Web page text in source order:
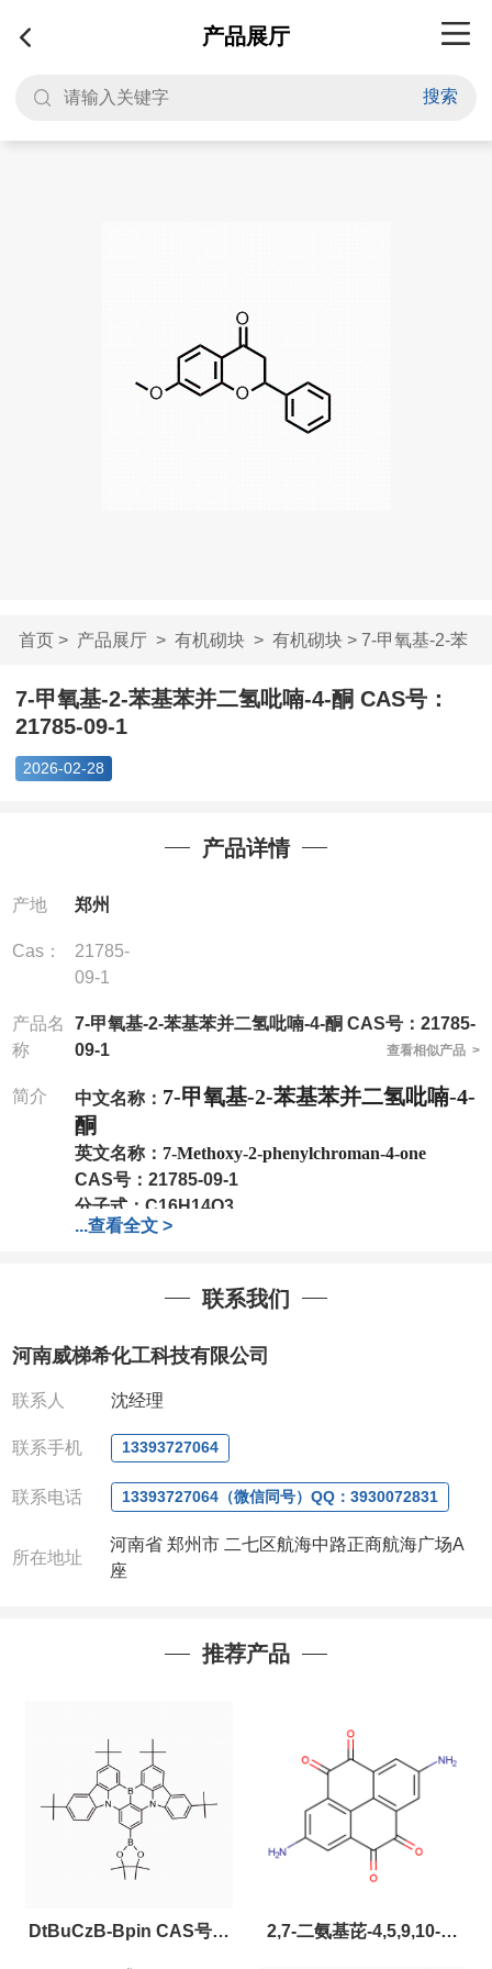
产品展厅
搜索
首页> 产品展厅> 有机砌块> 有机砌块> 7-甲氧基-2-苯
基苯并二氢吡喃-...
7-甲氧基-2-苯基苯并二氢吡喃-4-酮 CAS号：
21785-09-1
2026-02-28
产品详情
产地 郑州
Cas：
21785-
09-1
产品名
称
7-甲氧基-2-苯基苯并二氢吡喃-4-酮 CAS号：21785-
09-1
查看相似产品 >
简介 中文名称： 7-甲氧基-2-苯基苯并二氢吡喃-4-
酮
英文名称： 7-Methoxy-2-phenylchroman-4-one
CAS号： 21785-09-1
分子式： C16H14O3
分子量：254.28
;1g;2.5g ;5g ;10g可根据客户需求进行分装
我司对高校及科研单位先发货和
全额退款,并承担所有运费。
:0371-63377391/13393727064
微信 :13393727064
...查看全文 >
联系我们
河南威梯希化工科技有限公司
联系人 沈经理
联系手机 13393727064
联系电话 13393727064（微信同号）QQ：3930072831
所在地址
河南省 郑州市 二七区航海中路正商航海广场A
座
推荐产品
DtBuCzB-Bpin CAS号： 2,7-二氨基芘-4,5,9,10-四